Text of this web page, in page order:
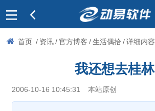
首页 / 资讯 / 官方博客 / 生活偶拾 / 详细内容
我还想去桂林
2006-10-16 10:45:31 本站原创